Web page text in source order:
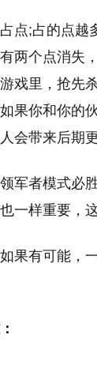
点;占的点越
两个点消失
戏里，抢先
果你和你的
会带来后期
军者模式必
一样重要，
果有可能，